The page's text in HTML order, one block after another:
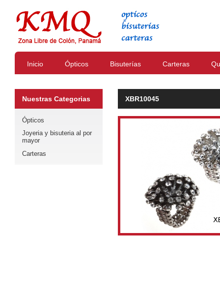
Inicio Ópticos Bisuterías Carteras
Nuestras Categorias
Ópticos
Joyeria y bisuteria al por
mayor
Carteras
XBR10045